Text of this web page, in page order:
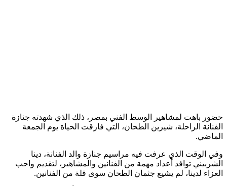
حضور باهت لمشاهير الوسط الفني بمصر، ذلك الذي شهدته جنازة
الفنانة الراحلة، شيرين الطحان، التي فارقت الحياة يوم الجمعة
الماضي.
وفي الوقت الذي عرفت فيه مراسيم جنازة والد الفنانة، دينا
الشربيني توافد أعداد مهمة من الفنانين والمشاهير، لتقديم واحب
العزاء لدينا، لم يشيع جثمان الطحان سوى قلة من الفنانين.